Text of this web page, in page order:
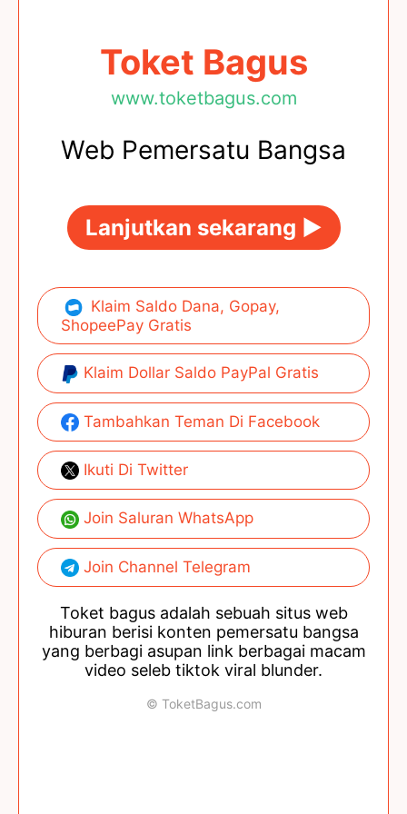
Toket Bagus
www.toketbagus.com
Web Pemersatu Bangsa
Lanjutkan sekarang ►
Klaim Saldo Dana, Gopay,
ShopeePay Gratis
Klaim Dollar Saldo PayPal Gratis
Tambahkan Teman Di Facebook
Ikuti Di Twitter
Join Saluran WhatsApp
Join Channel Telegram
Toket bagus adalah sebuah situs web
hiburan berisi konten pemersatu bangsa
yang berbagi asupan link berbagai macam
video seleb tiktok viral blunder.
© ToketBagus.com